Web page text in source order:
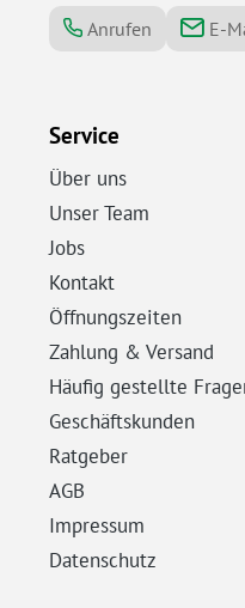
Anrufen E-
Service
Über uns
Unser Team
Jobs
Kontakt
Öffnungszeiten
Zahlung & Versand
Häufig gestellte
Geschäftskunden
Ratgeber
AGB
Impressum
Datenschutz